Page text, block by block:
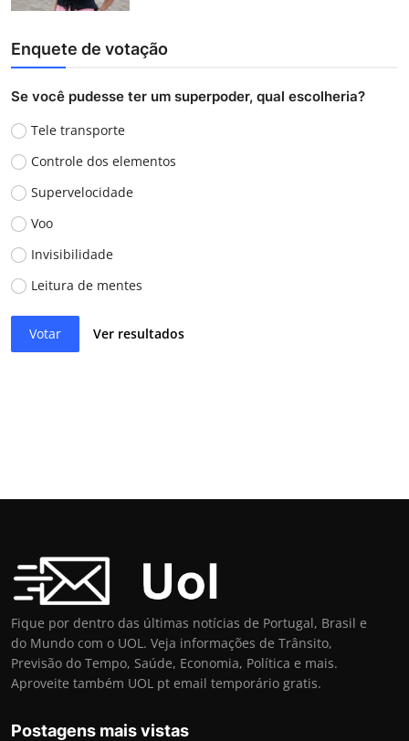
Enquete de votação
Se você pudesse ter um superpoder, qual escolheria?
Tele transporte
Controle dos elementos
Supervelocidade
Voo
Invisibilidade
Leitura de mentes
Votar Ver resultados
Fique por dentro das últimas notícias de Portugal, Brasil e
do Mundo com o UOL. Veja informações de Trânsito,
Previsão do Tempo, Saúde, Economia, Política e mais.
Aproveite também UOL pt email temporário gratis.
Postagens mais vistas